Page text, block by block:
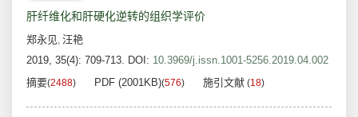
肝纤维化和肝硬化逆转的组织学评价
郑永见, 汪艳
2019, 35(4): 709-713. DOI: 10.3969/j.issn.1001-5256.2019.04.002
摘要(2488) PDF (2001KB)(576) 施引文献 (18)